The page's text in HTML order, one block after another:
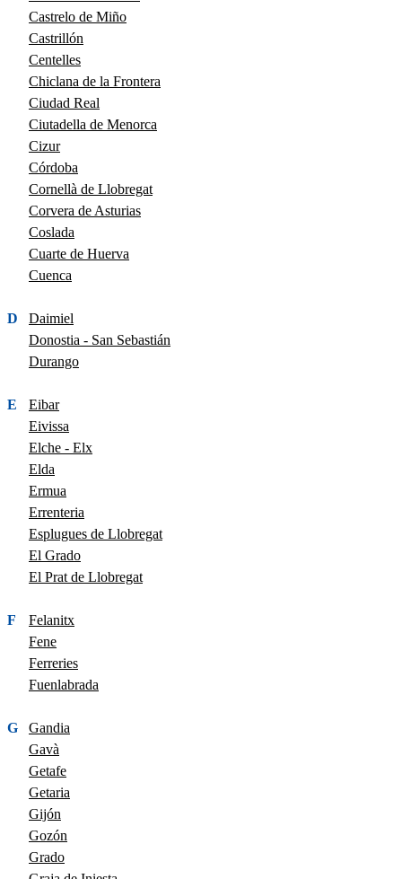
Castrelo de Miño
Castrillón
Centelles
Chiclana de la Frontera
Ciudad Real
Ciutadella de Menorca
Cizur
Córdoba
Cornellà de Llobregat
Corvera de Asturias
Coslada
Cuarte de Huerva
Cuenca
D
Daimiel
Donostia - San Sebastián
Durango
E
Eibar
Eivissa
Elche - Elx
Elda
Ermua
Errenteria
Esplugues de Llobregat
El Grado
El Prat de Llobregat
F
Felanitx
Fene
Ferreries
Fuenlabrada
G
Gandia
Gavà
Getafe
Getaria
Gijón
Gozón
Grado